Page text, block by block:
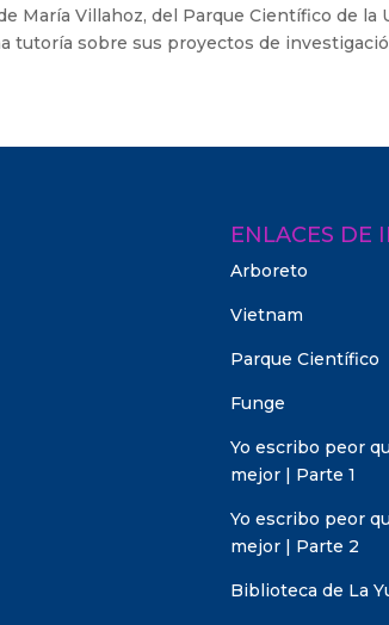
María Villahoz, del Parque Científico de la
tutoría sobre sus proyectos de
ENLACES DE
Arboreto
Vietnam
Parque Científico
Funge
Yo escribo peor
mejor | Parte 1
Yo escribo peor
mejor | Parte 2
Biblioteca de La